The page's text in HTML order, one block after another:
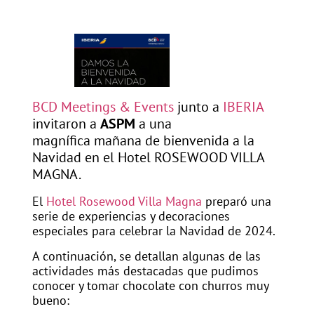
BCD Meetings & Events junto a IBERIA
invitaron aASPM a una
magnífica mañana de bienvenida a la
Navidad en el Hotel ROSEWOOD VILLA
MAGNA.
El Hotel Rosewood Villa Magna preparó una
serie de experiencias y decoraciones
especiales para celebrar la Navidad de 2024.
A continuación, se detallan algunas de las
actividades más destacadas que pudimos
conocer y tomar chocolate con churros muy
bueno: